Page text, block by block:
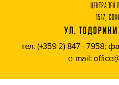
ЦЕНТРАЛЕН
1517,
УЛ.
тел. (+359 2) 847 - 7958;
e-mail: